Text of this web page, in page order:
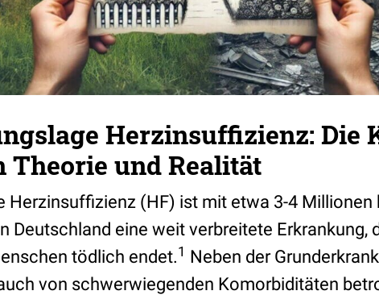
Herzinsuffizienz: Die
Theorie und Realität
Herzinsuffizienz (HF) ist mit etwa 3-4
Deutschland eine weit verbreitete Erkrankung,
tödlich endet.1 Neben der
von schwerwiegenden Komorbiditäten